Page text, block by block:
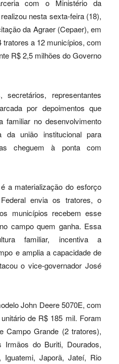
com o Ministério da
nesta sexta-feira (18),
da Agraer (Cepaer), em
tratores a 12 municípios, com
R$ 2,5 milhões do Governo
representantes
por depoimentos que
familiar no desenvolvimento
da união institucional para
cheguem à ponta com
a materialização do esforço
envia os tratores, o
municípios recebem esse
campo quem ganha. Essa
familiar, incentiva a
e amplia a capacidade de
o vice-governador José
John Deere 5070E, com
de R$ 185 mil. Foram
Campo Grande (2 tratores),
do Buriti, Dourados,
Iguatemi, Japorã, Jateí, Rio